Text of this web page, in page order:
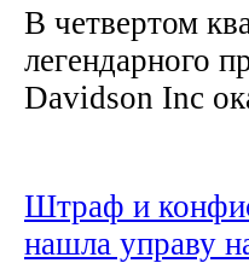
В четвертом
легендарного
Davidson Inc
Штраф и
нашла управу